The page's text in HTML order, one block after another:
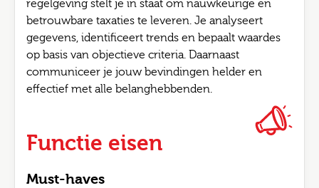
regelgeving stelt je in staat om nauwkeurige en
betrouwbare taxaties te leveren. Je analyseert
gegevens, identificeert trends en bepaalt waardes
op basis van objectieve criteria. Daarnaast
communiceer je jouw bevindingen helder en
effectief met alle belanghebbenden.
Functie eisen
Must-haves